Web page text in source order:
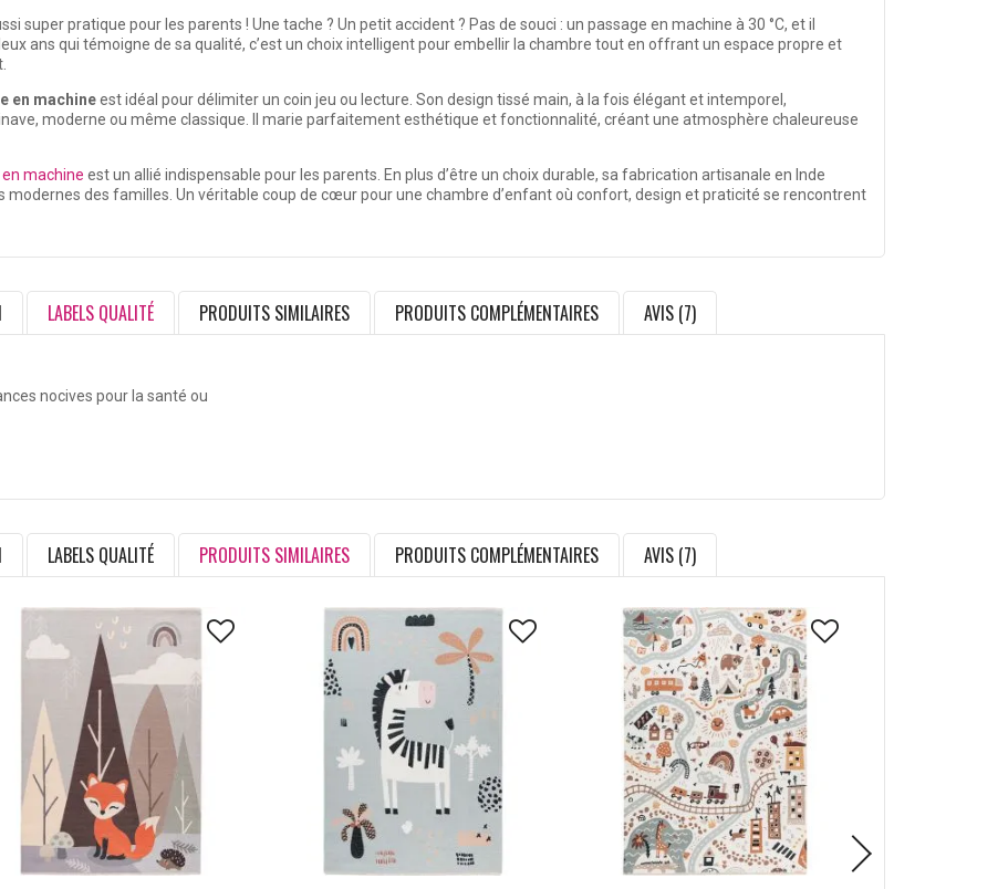
super pratique pour les parents ! Une tache ? Un petit accident ? Pas de souci : un passage en machine à 30 °C, et il
ans qui témoigne de sa qualité, c’est un choix intelligent pour embellir la chambre tout en offrant un espace propre et
en machineest idéal pour délimiter un coin jeu ou lecture. Son design tissé main, à la fois élégant et intemporel,
moderne ou même classique. Il marie parfaitement esthétique et fonctionnalité, créant une atmosphère chaleureuse
machine est un allié indispensable pour les parents. En plus d’être un choix durable, sa fabrication artisanale en Inde
des familles. Un véritable coup de cœur pour une chambre d’enfant où confort, design et praticité se rencontrent
LABELS QUALITÉ PRODUITS SIMILAIRES PRODUITS COMPLÉMENTAIRES AVIS (7)
nocives pour la santé ou
LABELS QUALITÉ PRODUITS SIMILAIRES PRODUITS COMPLÉMENTAIRES AVIS (7)